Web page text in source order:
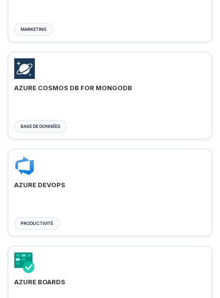
MARKETING
AZURE COSMOS DB FOR MONGODB
BASE DE DONNÉES
AZURE DEVOPS
PRODUCTIVITÉ
AZURE BOARDS